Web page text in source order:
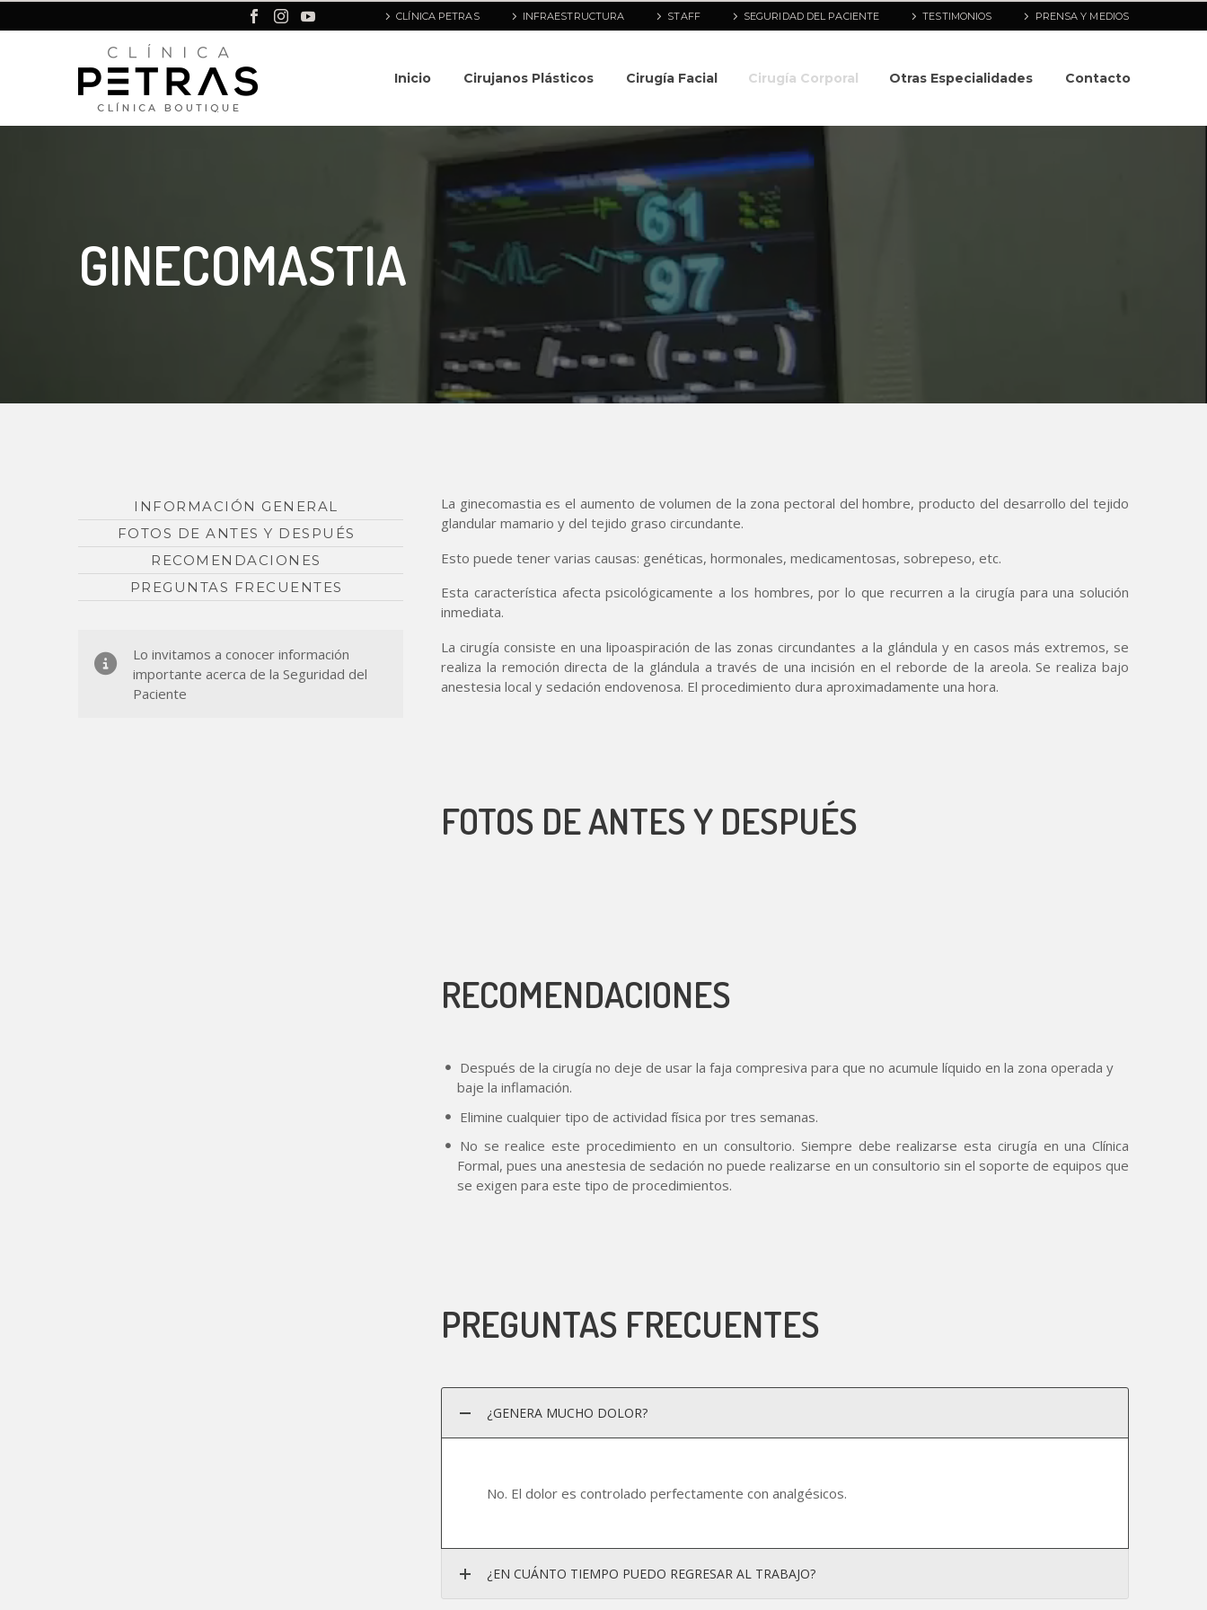
CLÍNICA PETRAS INFRAESTRUCTURA STAFF SEGURIDAD DEL PACIENTE TESTIMONIOS PRENSA Y MEDIOS
Inicio Cirujanos Plásticos Cirugía Facial Cirugía Corporal Otras Especialidades Contacto
GINECOMASTIA
INFORMACIÓN GENERAL
FOTOS DE ANTES Y DESPUÉS
RECOMENDACIONES
PREGUNTAS FRECUENTES
Lo invitamos a conocer información
importante acerca de la Seguridad del
Paciente
La ginecomastia es el aumento de volumen de la zona pectoral del hombre, producto del desarrollo del tejido
glandular mamario y del tejido graso circundante.
Esto puede tener varias causas: genéticas, hormonales, medicamentosas, sobrepeso, etc.
Esta característica afecta psicológicamente a los hombres, por lo que recurren a la cirugía para una solución
inmediata.
La cirugía consiste en una lipoaspiración de las zonas circundantes a la glándula y en casos más extremos, se
realiza la remoción directa de la glándula a través de una incisión en el reborde de la areola. Se realiza bajo
anestesia local y sedación endovenosa. El procedimiento dura aproximadamente una hora.
FOTOS DE ANTES Y DESPUÉS
RECOMENDACIONES
Después de la cirugía no deje de usar la faja compresiva para que no acumule líquido en la zona operada y
baje la inflamación.
Elimine cualquier tipo de actividad física por tres semanas.
No se realice este procedimiento en un consultorio. Siempre debe realizarse esta cirugía en una Clínica
Formal, pues una anestesia de sedación no puede realizarse en un consultorio sin el soporte de equipos que
se exigen para este tipo de procedimientos.
PREGUNTAS FRECUENTES
¿GENERA MUCHO DOLOR?
No. El dolor es controlado perfectamente con analgésicos.
¿EN CUÁNTO TIEMPO PUEDO REGRESAR AL TRABAJO?